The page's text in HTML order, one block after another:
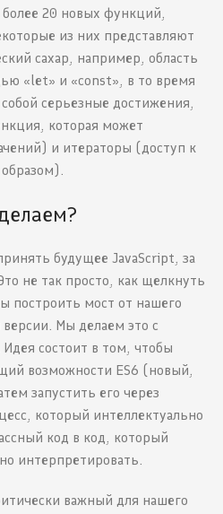
20 новых функций,
из них представляют
сахар, например, область
«let» и «const», в то время
серьезные достижения,
которая может
и итераторы (доступ к
будущее JavaScript, за
не так просто, как щелкнуть
мост от нашего
Мы делаем это с
состоит в том, чтобы
возможности ES6 (новый,
запустить его через
который интеллектуально
код в код, который
интерпретировать.
важный для нашего